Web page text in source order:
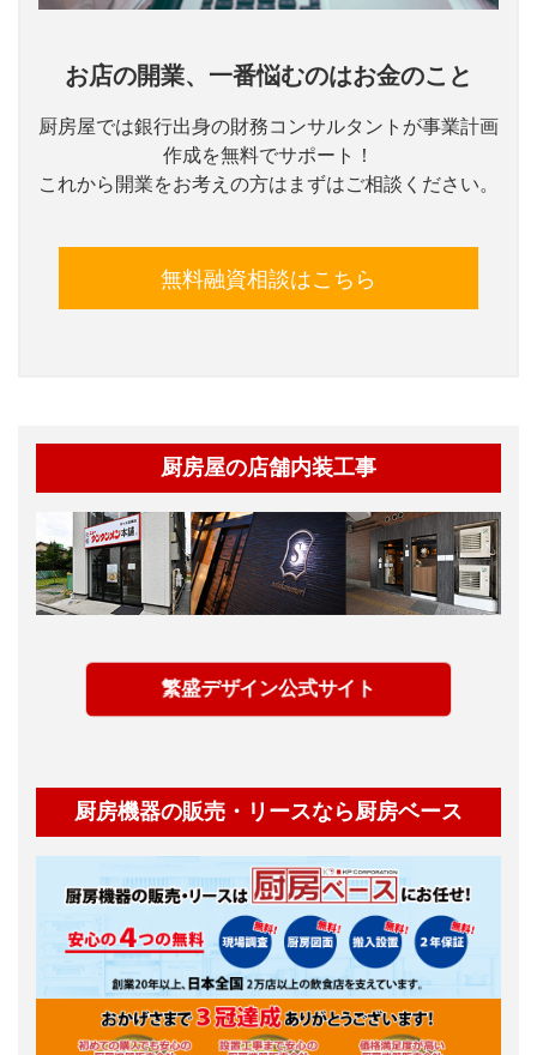
お店の開業、一番悩むのはお金のこと
厨房屋では銀行出身の財務コンサルタントが事業計画
作成を無料でサポート！
これから開業をお考えの方はまずはご相談ください。
無料融資相談はこちら
厨房屋の店舗内装工事
繁盛デザイン公式サイト
厨房機器の販売・リースなら厨房ベース